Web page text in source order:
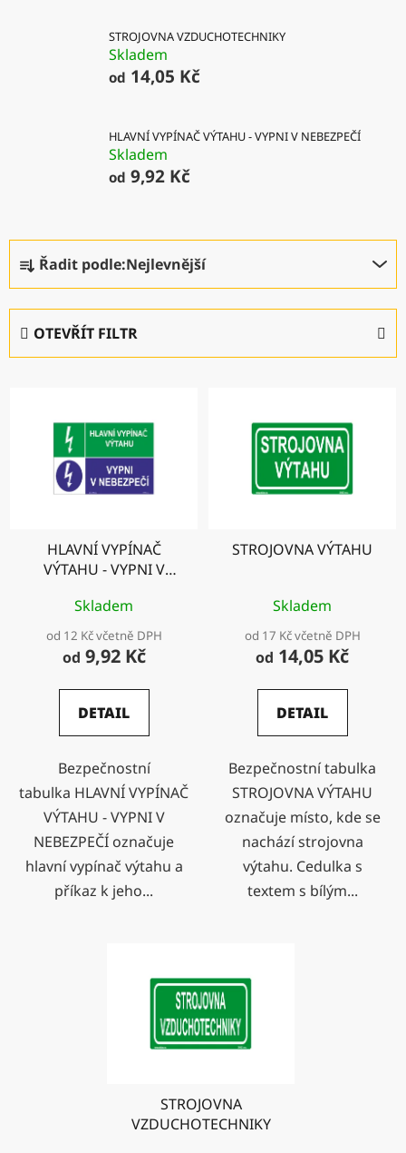
STROJOVNA VZDUCHOTECHNIKY
Skladem
od 14,05 Kč
HLAVNÍ VYPÍNAČ VÝTAHU - VYPNI V NEBEZPEČÍ
Skladem
od 9,92 Kč
Ř
z
Řadit podle:Nejlevnější
OTEVŘÍT FILTR
HLAVNÍ VYPÍNAČ
VÝTAHU - VYPNI V
Skladem
od 12 Kč včetně DPH
od 9,92 Kč
DETAIL
Bezpečnostní
tabulka HLAVNÍ VYPÍNAČ
VÝTAHU - VYPNI V
NEBEZPEČÍ označuje
hlavní vypínač výtahu a
příkaz k jeho...
STROJOVNA VÝTAHU
Skladem
od 17 Kč včetně DPH
od 14,05 Kč
DETAIL
Bezpečnostní tabulka
STROJOVNA VÝTAHU
označuje místo, kde se
nachází strojovna
výtahu. Cedulka s
textem s bílým...
STROJOVNA
VZDUCHOTECHNIKY